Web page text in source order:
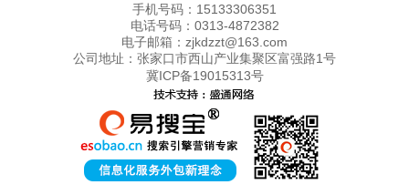
手机号码：15133306351
电话号码：0313-4872382
电子邮箱：zjkdzzt@163.com
公司地址：张家口市西山产业集聚区富强路1号
冀ICP备19015313号